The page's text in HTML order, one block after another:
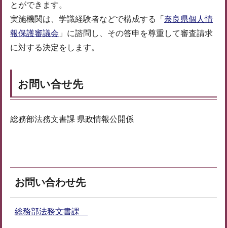
とができます。
実施機関は、学識経験者などで構成する「 奈良県個人情
報保護審議会 」に諮問し、その答申を尊重して審査請求
に対する決定をします。
お問い合せ先
総務部法務文書課 県政情報公開係
お問い合わせ先
総務部法務文書課